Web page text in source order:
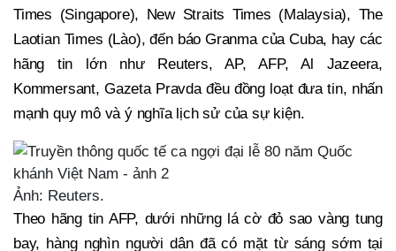
Times (Singapore), New Straits Times (Malaysia), The
Laotian Times (Lào), đến báo Granma của Cuba, hay các
hãng tin lớn như Reuters, AP, AFP, Al Jazeera,
Kommersant, Gazeta Pravda đều đồng loạt đưa tin, nhấn
mạnh quy mô và ý nghĩa lịch sử của sự kiện.
Ảnh: Reuters.
Theo hãng tin AFP, dưới những lá cờ đỏ sao vàng tung
bay, hàng nghìn người dân đã có mặt từ sáng sớm tại